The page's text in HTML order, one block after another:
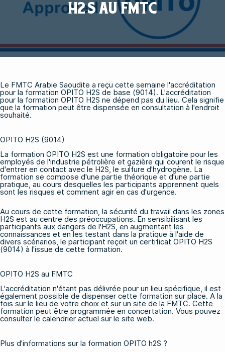
H2S AU FMTC
Le FMTC Arabie Saoudite a reçu cette semaine l'accréditation
pour la formation OPITO H2S de base (9014). L'accréditation
pour la formation OPITO H2S ne dépend pas du lieu. Cela signifie
que la formation peut être dispensée en consultation à l'endroit
souhaité.
OPITO H2S (9014)
La formation OPITO H2S est une formation obligatoire pour les
employés de l'industrie pétrolière et gazière qui courent le risque
d'entrer en contact avec le H2S, le sulfure d'hydrogène. La
formation se compose d'une partie théorique et d'une partie
pratique, au cours desquelles les participants apprennent quels
sont les risques et comment agir en cas d'urgence.
Au cours de cette formation, la sécurité du travail dans les zones
H2S est au centre des préoccupations. En sensibilisant les
participants aux dangers de l'H2S, en augmentant les
connaissances et en les testant dans la pratique à l'aide de
divers scénarios, le participant reçoit un certificat OPITO H2S
(9014) à l'issue de cette formation.
OPITO H2S au FMTC
L'accréditation n'étant pas délivrée pour un lieu spécifique, il est
également possible de dispenser cette formation sur place. A la
fois sur le lieu de votre choix et sur un site de la FMTC. Cette
formation peut être programmée en concertation. Vous pouvez
consulter le calendrier actuel sur le site web.
Plus d'informations sur la formation OPITO h2S ?